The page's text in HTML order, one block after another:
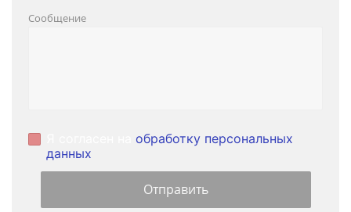
Сообщение
обработку персональных
данных